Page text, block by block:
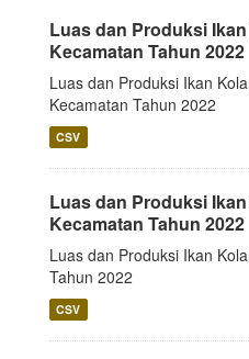
Luas dan Produksi
Kecamatan Tahun 2022
Luas dan Produksi Ikan
Kecamatan Tahun 2022
CSV
Luas dan Produksi
Kecamatan Tahun 2022
Luas dan Produksi Ikan
Tahun 2022
CSV